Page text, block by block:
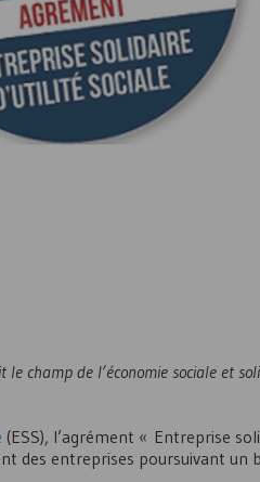
le champ de l’économie sociale et
(ESS), l’agrément « Entreprise
des entreprises poursuivant un